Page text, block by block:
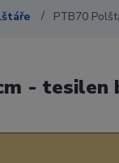
PTB70
- tesilen